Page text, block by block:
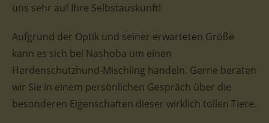
uns sehr auf Ihre Selbstauskunft!
Aufgrund der Optik und seiner erwarteten Größe
kann es sich bei Nashoba um einen
Herdenschutzhund-Mischling handeln. Gerne beraten
wir Sie in einem persönlichen Gespräch über die
besonderen Eigenschaften dieser wirklich tollen Tiere.